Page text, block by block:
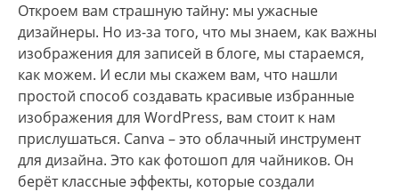
Откроем вам страшную тайну: мы ужасные
дизайнеры. Но из-за того, что мы знаем, как важны
изображения для записей в блоге, мы стараемся,
как можем. И если мы скажем вам, что нашли
простой способ создавать красивые избранные
изображения для WordPress, вам стоит к нам
прислушаться. Canva – это облачный инструмент
для дизайна. Это как фотошоп для чайников. Он
берёт классные эффекты, которые создали